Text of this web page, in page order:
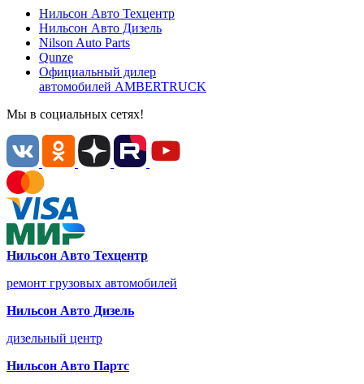
Нильсон Авто Техцентр
Нильсон Авто Дизель
Nilson Auto Parts
Qunze
Официальный дилер
автомобилей AMBERTRUCK
Мы в социальных сетях!
Нильсон Авто Техцентр
ремонт грузовых автомобилей
Нильсон Авто Дизель
дизельный центр
Нильсон Авто Партс